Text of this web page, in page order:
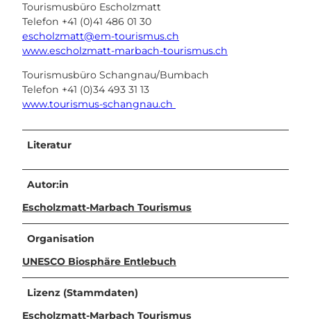
Tourismusbüro Escholzmatt
Telefon +41 (0)41 486 01 30
escholzmatt@em-tourismus.ch
www.escholzmatt-marbach-tourismus.ch
Tourismusbüro Schangnau/Bumbach
Telefon +41 (0)34 493 31 13
www.tourismus-schangnau.ch
Literatur
Autor:in
Escholzmatt-Marbach Tourismus
Organisation
UNESCO Biosphäre Entlebuch
Lizenz (Stammdaten)
Escholzmatt-Marbach Tourismus